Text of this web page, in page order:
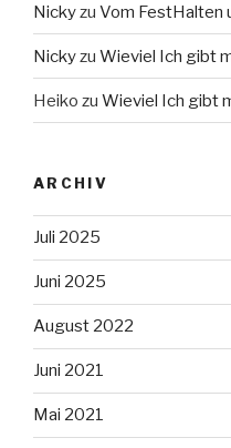
Nickyzu Vom FestHalten
Nickyzu Wieviel Ich gibt
Heiko zu Wieviel Ich gibt
ARCHIV
Juli 2025
Juni 2025
August 2022
Juni 2021
Mai 2021